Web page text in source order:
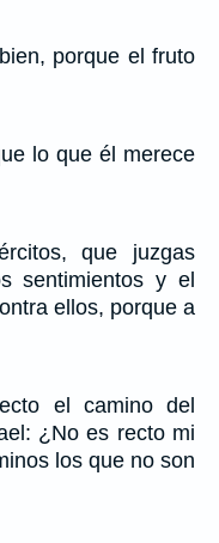
bien, porque el fruto
lo que él merece
que juzgas
sentimientos y el
ellos, porque a
el camino del
¿No es recto mi
los que no son